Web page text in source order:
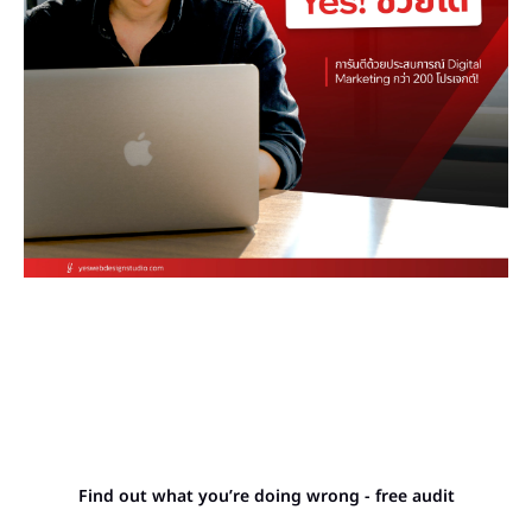
Find out what you’re doing wrong - free audit